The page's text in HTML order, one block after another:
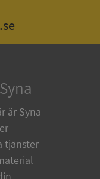
är Syna
tjänster